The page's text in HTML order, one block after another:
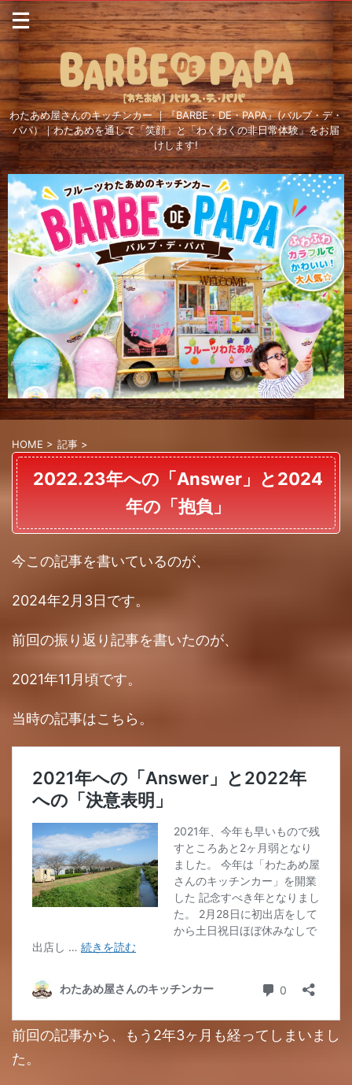
わたあめ屋さんのキッチンカー ｜『BARBE・DE・PAPA』(バルブ・デ・
パパ）｜わたあめを通して「笑顔」と「わくわくの非日常体験」をお届
けします!
HOME > 記事 >
2022.23年への「Answer」と2024
年の「抱負」
今この記事を書いているのが、
2024年2月3日です。
前回の振り返り記事を書いたのが、
2021年11月頃です。
当時の記事はこちら。
前回の記事から、もう2年3ヶ月も経ってしまいまし
た。